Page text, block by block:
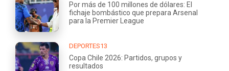
Por más de 100 millones de dólares: El
fichaje bombástico que prepara Arsenal
para la Premier League
DEPORTES13
Copa Chile 2026: Partidos, grupos y
resultados